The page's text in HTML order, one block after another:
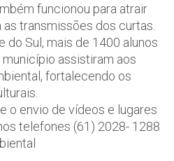
funcionou para atrair
transmissões dos curtas.
do Sul, mais de 1400 alunos
assistiram aos
fortalecendo os
o envio de vídeos e lugares
telefones (61) 2028- 1288